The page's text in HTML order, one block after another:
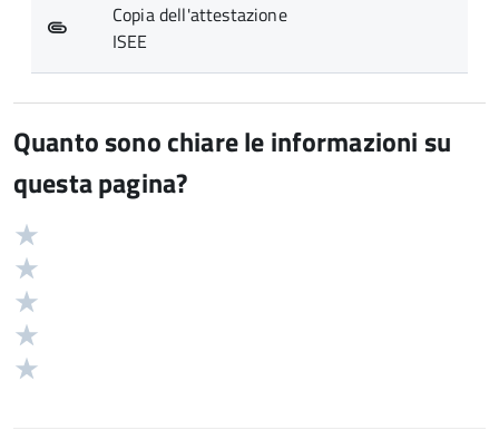
Copia dell'attestazione
ISEE
Quanto sono chiare le informazioni su
questa pagina?
Valutazione